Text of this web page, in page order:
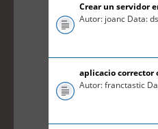
Crear un servidor
Autor: joanc Data:
aplicacio corrector
Autor: franctastic